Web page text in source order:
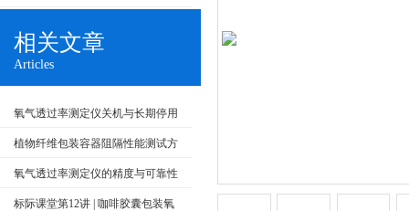
相关文章
Articles
氧气透过率测定仪关机与长期停用
前的正确操作步骤
植物纤维包装容器阻隔性能测试方
氧气透过率测定仪的精度与可靠性
分析标际课堂第12讲 | 咖啡胶囊包装氧